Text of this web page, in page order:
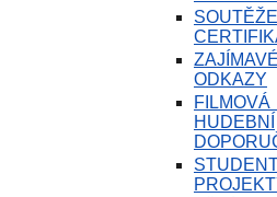
ZAJÍMAVÉ
ODKAZY
HUDEBNÍ